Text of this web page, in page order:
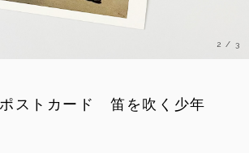
3 /3
ストカード 笛を吹く少年